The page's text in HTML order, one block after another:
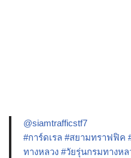
@siamtrafficstf7
#การ์ดเรล #สยามทราฟฟิค
ทางหลวง #วัยรุ่นกรมทางห